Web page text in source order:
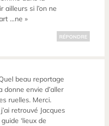
ailleurs si l’on ne
…ne »
RÉPONDRE
beau reportage
donne envie d’aller
ruelles. Merci.
retrouvé Jacques
‘lieux de